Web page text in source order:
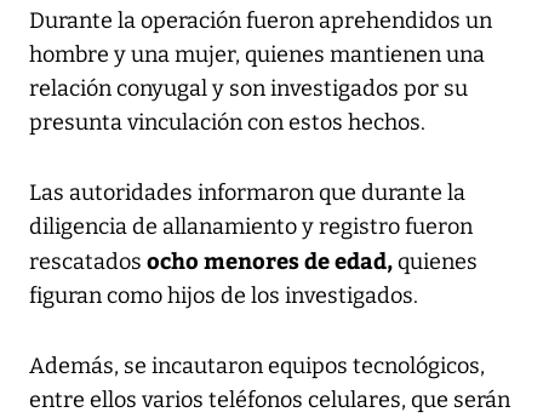
Durante la operación fueron aprehendidos un
hombre y una mujer, quienes mantienen una
relación conyugal y son investigados por su
presunta vinculación con estos hechos.
Las autoridades informaron que durante la
diligencia de allanamiento y registro fueron
rescatados ocho menores de edad,quienes
figuran como hijos de los investigados.
Además, se incautaron equipos tecnológicos,
entre ellos varios teléfonos celulares, que serán